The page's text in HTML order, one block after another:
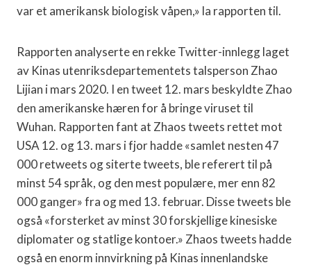
var et amerikansk biologisk våpen,» la rapporten til.
Rapporten analyserte en rekke Twitter-innlegg laget
av Kinas utenriksdepartementets talsperson Zhao
Lijian i mars 2020. I en tweet 12. mars beskyldte Zhao
den amerikanske hæren for å bringe viruset til
Wuhan. Rapporten fant at Zhaos tweets rettet mot
USA 12. og 13. mars i fjor hadde «samlet nesten 47
000 retweets og siterte tweets, ble referert til på
minst 54 språk, og den mest populære, mer enn 82
000 ganger» fra og med 13. februar. Disse tweets ble
også «forsterket av minst 30 forskjellige kinesiske
diplomater og statlige kontoer.» Zhaos tweets hadde
også en enorm innvirkning på Kinas innenlandske